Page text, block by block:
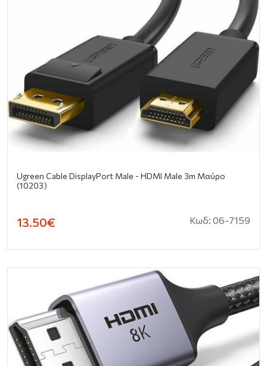
Ugreen Cable DisplayPort Male - HDMI Male 3m Μαύρο
(10203)
13.50€ Κωδ: 06-7159